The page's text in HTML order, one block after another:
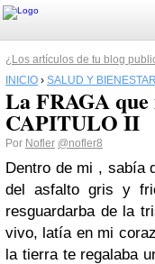
¿Los artículos de tu blog
INICIO › SALUD Y BIENESTAR
La FRAGA que
CAPITULO II
Por Nofler @nofler8
Dentro de mi , sabía
del asfalto gris y
resguardarba de la
vivo, latía en mi
la tierra te regalaba